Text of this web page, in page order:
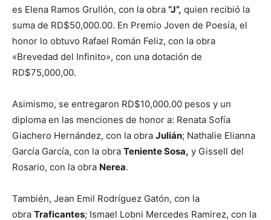
es Elena Ramos Grullón, con la obra “J”, quien recibió la
suma de RD$50,000.00. En Premio Joven de Poesía, el
honor lo obtuvo Rafael Román Feliz, con la obra
«Brevedad del Infinito», con una dotación de
RD$75,000,00.
Asimismo, se entregaron RD$10,000.00 pesos y un
diploma en las menciones de honor a: Renata Sofía
Giachero Hernández, con la obra Julián; Nathalie Elianna
García García, con la obra Teniente Sosa, y Gissell del
Rosario, con la obra Nerea.
También, Jean Emil Rodríguez Gatón, con la
obra Traficantes; Ismael Lobni Mercedes Ramirez, con la